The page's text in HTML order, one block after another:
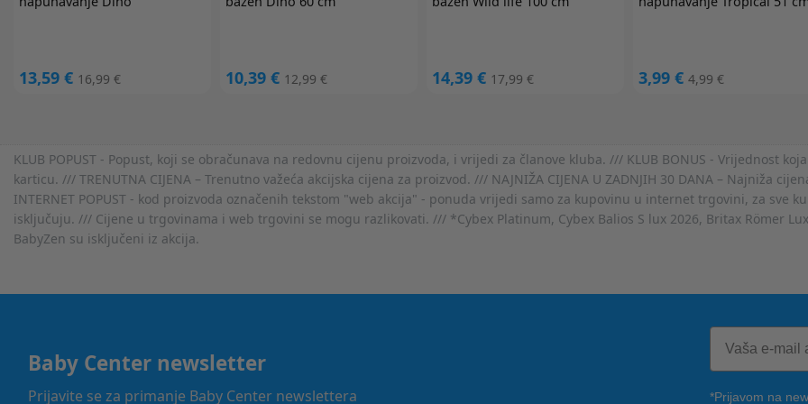
13,59 € 16,99 € 10,39 € 12,99 € 14,39 € 17,99 € 3,99 € 4,99 €
KLUB POPUST - Popust, koji se obračunava na redovnu cijenu proizvoda, i vrijedi za članove kluba. /// KLUB BONUS - Vrijednost
karticu. /// TRENUTNA CIJENA – Trenutno važeća akcijska cijena za proizvod. /// NAJNIŽA CIJENA U ZADNJIH 30 DANA – Najniža
INTERNET POPUST - kod proizvoda označenih tekstom "web akcija" - ponuda vrijedi samo za kupovinu u internet trgovini, za sve
isključuju. /// Cijene u trgovinama i web trgovini se mogu razlikovati. /// *Cybex Platinum, Cybex Balios S lux 2026, Britax Römer
BabyZen su isključeni iz akcija.
Baby Center newsletter
Prijavite se za primanje Baby Center newslettera *Prijavom na